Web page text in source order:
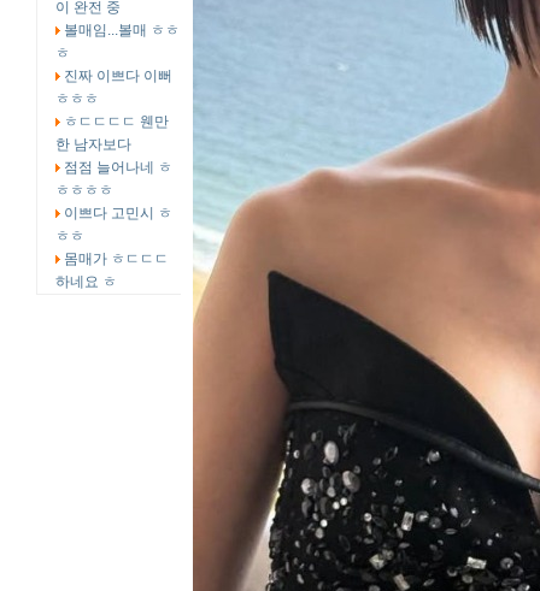
이 완전 중
볼매임...볼매 ㅎㅎ
ㅎ
진짜 이쁘다 이뻐
ㅎㅎㅎ
ㅎㄷㄷㄷㄷ 웬만
한 남자보다
점점 늘어나네 ㅎ
ㅎㅎㅎㅎ
이쁘다 고민시 ㅎ
ㅎㅎ
몸매가 ㅎㄷㄷㄷ
하네요 ㅎ